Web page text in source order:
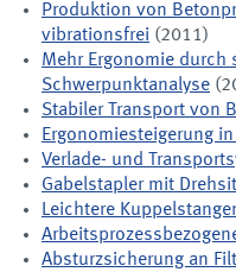
Produktion von
vibrationsfrei (2011)
Mehr Ergonomie durch
Schwerpunktanalyse
Stabiler Transport von
Ergonomiesteigerung
Verlade- und
Gabelstapler mit
Leichtere
Absturzsicherung an